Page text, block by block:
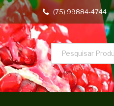
(75) 99884-4744